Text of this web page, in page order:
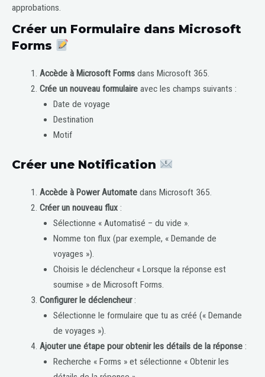
approbations.
Créer un Formulaire dans Microsoft
Forms
Accède à Microsoft Formsdans Microsoft 365.
Crée un nouveau formulaireavec les champs suivants :
Date de voyage
Destination
Motif
Créer une Notification
Accède à Power Automatedans Microsoft 365.
Créer un nouveau flux:
Sélectionne « Automatisé – du vide ».
Nomme ton flux (par exemple, « Demande de
voyages »).
Choisis le déclencheur « Lorsque la réponse est
soumise » de Microsoft Forms.
Configurer le déclencheur:
Sélectionne le formulaire que tu as créé (« Demande
de voyages »).
Ajouter une étape pour obtenir les détails de la réponse:
Recherche « Forms » et sélectionne « Obtenir les